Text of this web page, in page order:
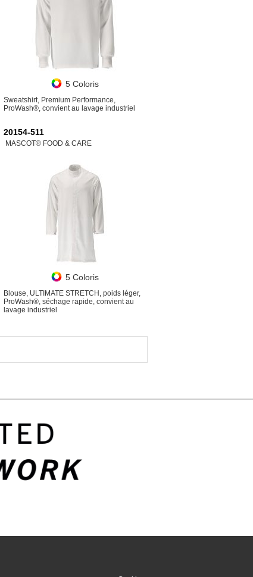
5 Coloris
Sweatshirt, Premium Performance,
ProWash®, convient au lavage industriel
20154-511
MASCOT® FOOD & CARE
5 Coloris
Blouse, ULTIMATE STRETCH, poids léger,
ProWash®, séchage rapide, convient au
lavage industriel